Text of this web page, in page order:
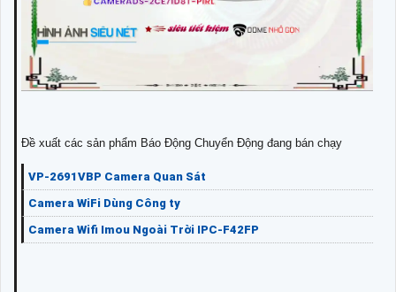
Đề xuất các sản phẩm Báo Động Chuyển Động đang bán chạy
VP-2691VBP Camera Quan Sát
Camera WiFi Dùng Công ty
Camera Wifi Imou Ngoài Trời IPC-F42FP